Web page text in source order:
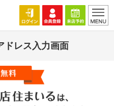
ドレス入力画面